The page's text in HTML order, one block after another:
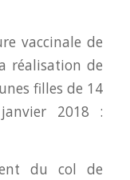
vaccinale de
réalisation de
filles de 14
2018 :
du col de